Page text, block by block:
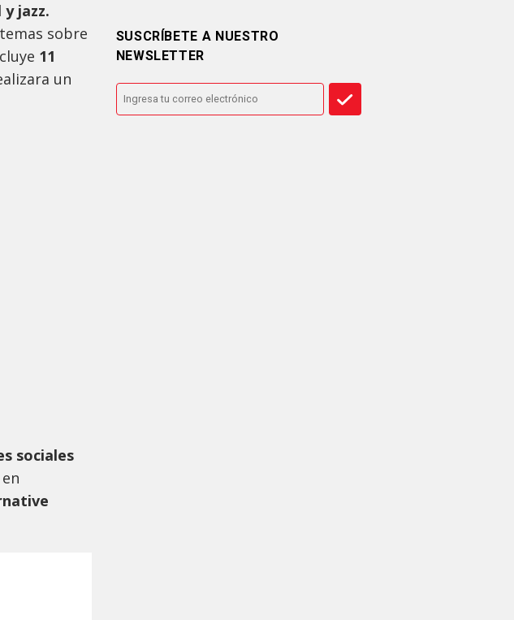
y jazz.
sobre
11
un
sociales
SUSCRÍBETE A NUESTRO
NEWSLETTER